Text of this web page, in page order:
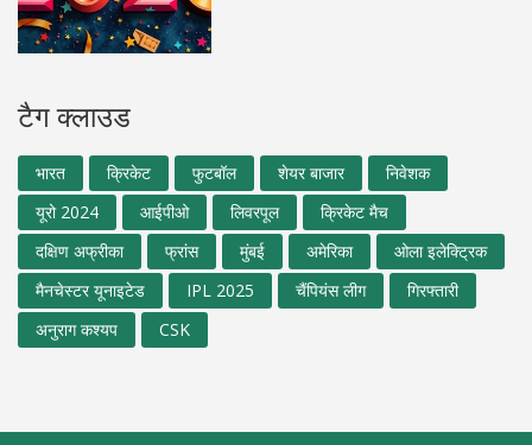
टैग क्लाउड
भारत क्रिकेट फुटबॉल शेयर बाजार
निवेशक
यूरो 2024
आईपीओ लिवरपूल
क्रिकेट मैच
दक्षिण अफ्रीका
फ्रांस मुंबई अमेरिका
ओला इलेक्ट्रिक
मैनचेस्टर यूनाइटेड
IPL 2025 चैंपियंस लीग
गिरफ्तारी
अनुराग कश्यप
CSK